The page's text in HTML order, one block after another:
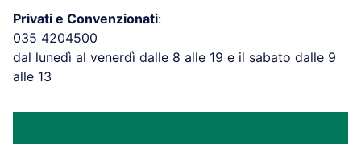
Privati e Convenzionati:
035 4204500
dal lunedì al venerdì dalle 8 alle 19 e il sabato dalle 9
alle 13